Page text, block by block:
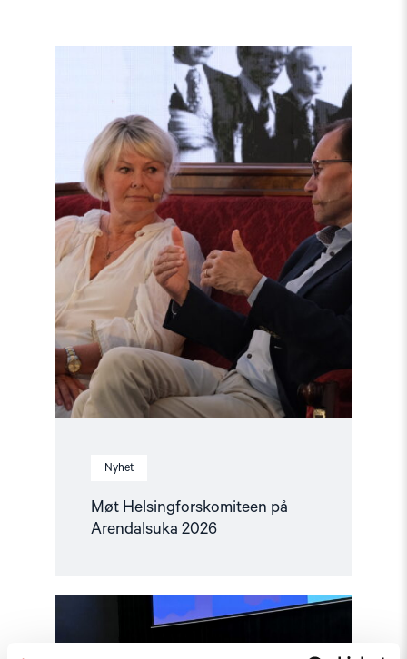
Nyhet
Møt Helsingforskomiteen på
Arendalsuka 2026
Read
article
"Møt
Helsingforskomiteen
på
Arendalsuka
2026"
article